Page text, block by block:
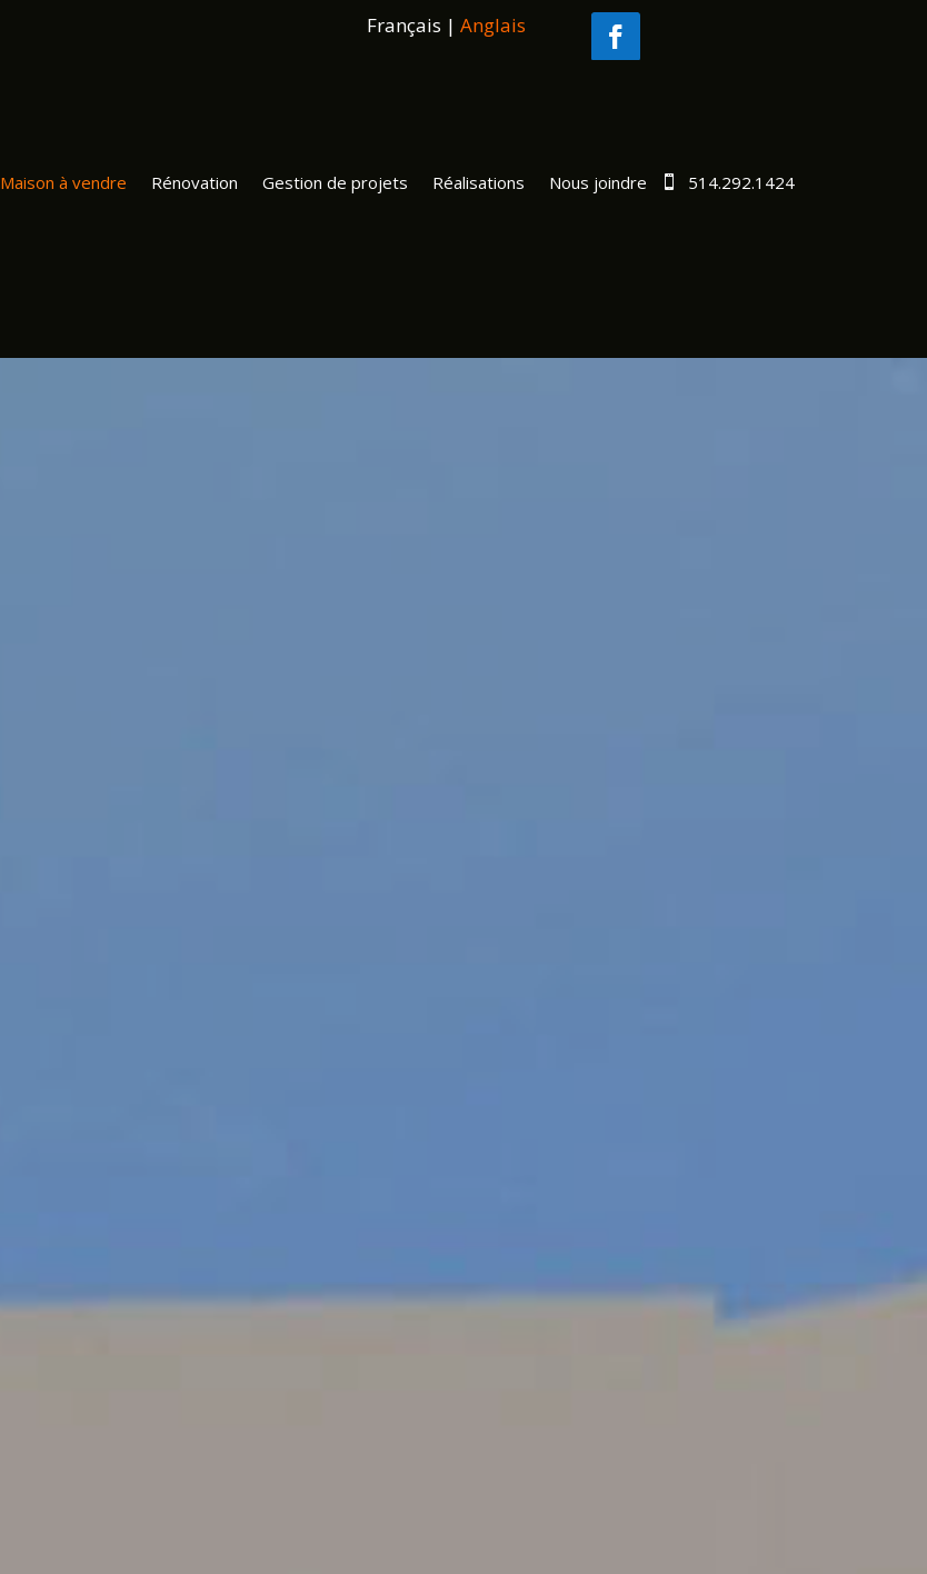
Français | Anglais
Maison à vendre Rénovation Gestion de projets Réalisations Nous joindre 514.292.1424